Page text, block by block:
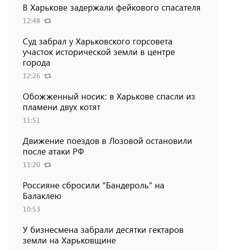
В Харькове задержали фейкового спасателя
12:48
Суд забрал у Харьковского горсовета
участок исторической земли в центре
города
12:26
Обожженный носик: в Харькове спасли из
пламени двух котят
11:51
Движение поездов в Лозовой остановили
после атаки РФ
11:20
Россияне сбросили "Бандероль" на
Балаклею
10:53
У бизнесмена забрали десятки гектаров
земли на Харьковщине